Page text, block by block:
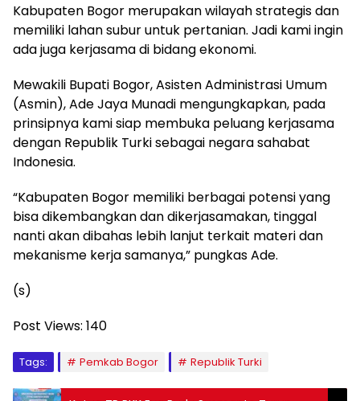
Kabupaten Bogor merupakan wilayah strategis dan
memiliki lahan subur untuk pertanian. Jadi kami ingin
ada juga kerjasama di bidang ekonomi.
Mewakili Bupati Bogor, Asisten Administrasi Umum
(Asmin), Ade Jaya Munadi mengungkapkan, pada
prinsipnya kami siap membuka peluang kerjasama
dengan Republik Turki sebagai negara sahabat
Indonesia.
“Kabupaten Bogor memiliki berbagai potensi yang
bisa dikembangkan dan dikerjasamakan, tinggal
nanti akan dibahas lebih lanjut terkait materi dan
mekanisme kerja samanya,” pungkas Ade.
(s)
Post Views: 140
Tags: Pemkab Bogor Republik Turki